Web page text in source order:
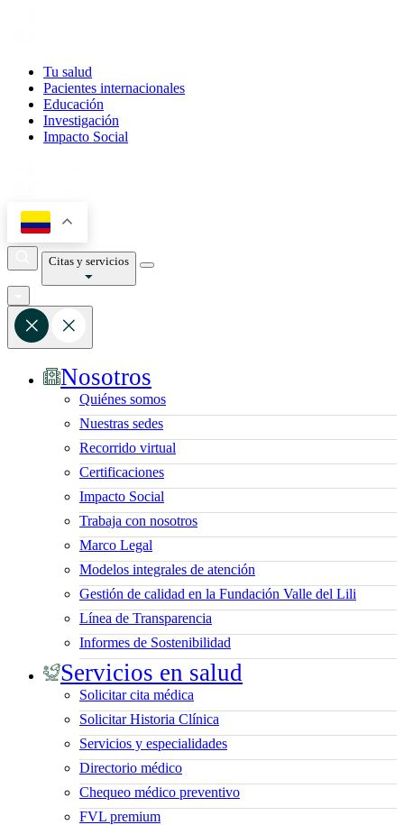
Tu salud
Pacientes internacionales
Educación
Investigación
Impacto Social
Citas y servicios
Nosotros
Quiénes somos
Nuestras sedes
Recorrido virtual
Certificaciones
Impacto Social
Trabaja con nosotros
Marco Legal
Modelos integrales de atención
Gestión de calidad en la Fundación Valle del Lili
Línea de Transparencia
Informes de Sostenibilidad
Servicios en salud
Solicitar cita médica
Solicitar Historia Clínica
Servicios y especialidades
Directorio médico
Chequeo médico preventivo
FVL premium